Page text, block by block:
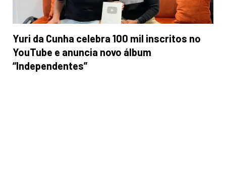
Yuri da Cunha celebra 100 mil inscritos no
YouTube e anuncia novo álbum
“Independentes”